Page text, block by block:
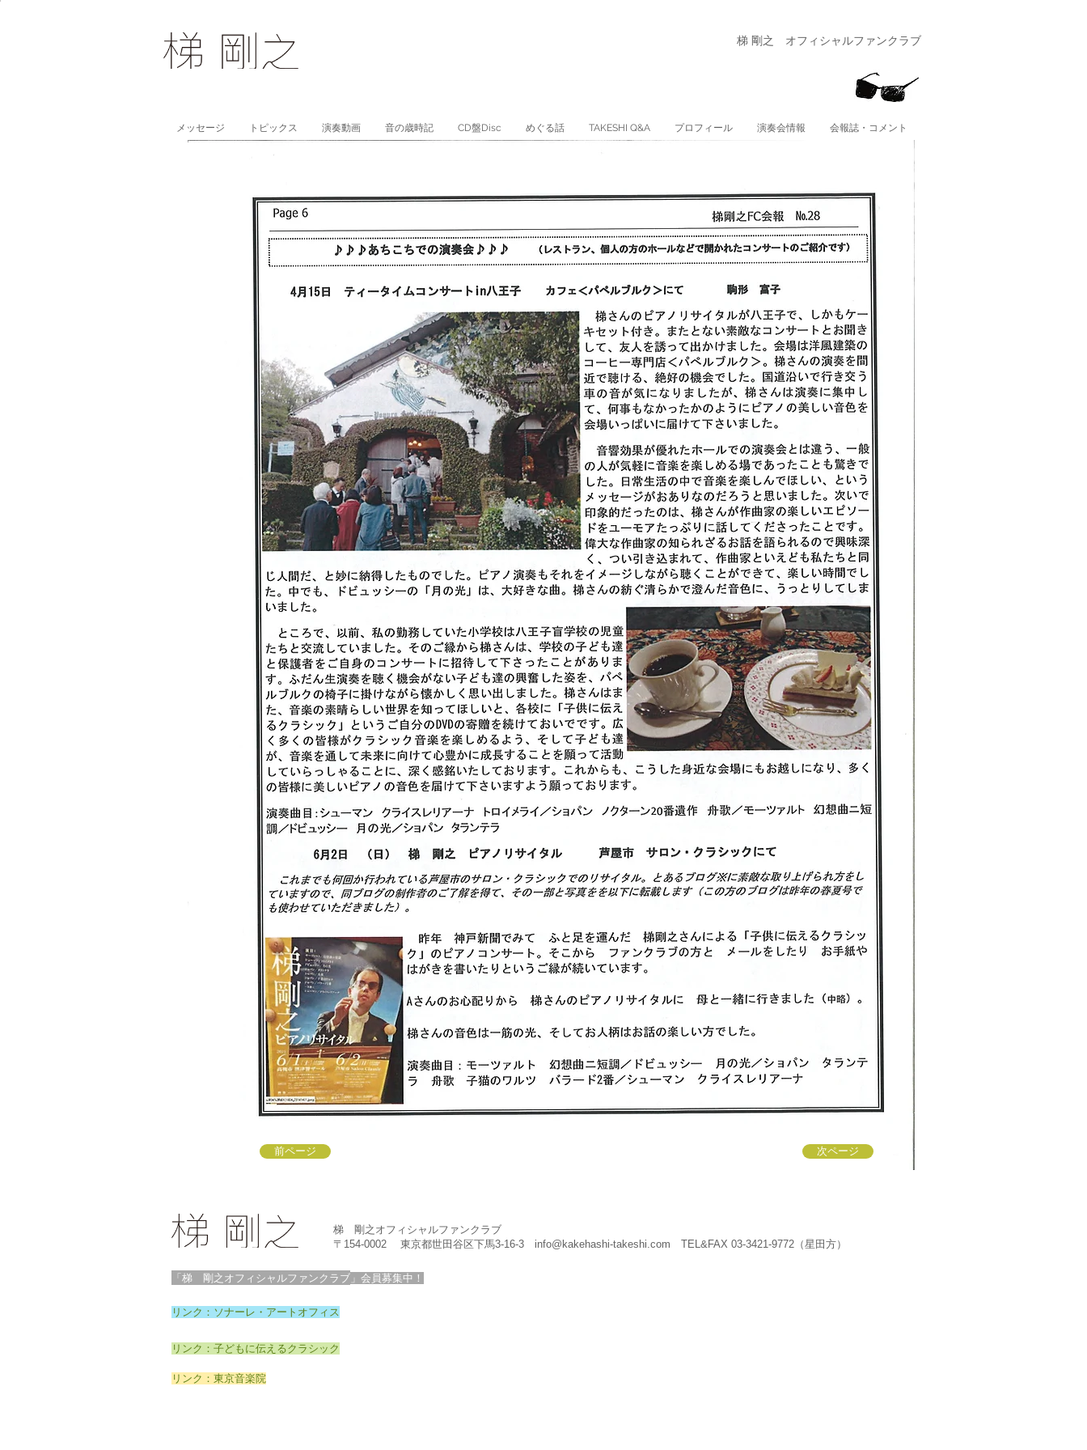
​梯 剛之 オフィシャルファンクラブ
メッセージ トピックス 演奏動画 音の歳時記 CD盤Disc めぐる話 TAKESHI Q&A プロフィール 演奏会情報 会報誌・コメント
次ページ
前ページ
梯 剛之オフィシャルファンクラブ
〒154-0002 東京都世田谷区下馬3-16-3 info@kakehashi-takeshi.com TEL&FAX 03-3421-9772（星田方）
「梯 剛之オフィシャルファンクラブ 」会員募集中！
リンク：ソナーレ・アートオフィス
リンク：子どもに伝えるクラシック
リンク：東京音楽院